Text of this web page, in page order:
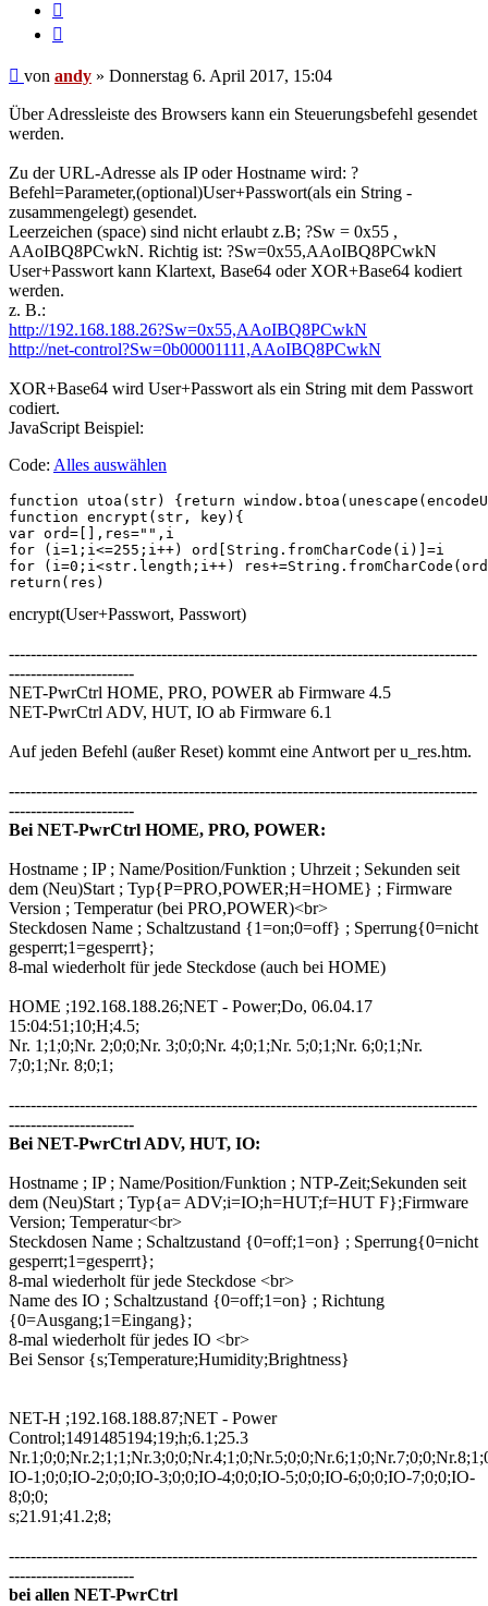
Beitrag
von andy » Donnerstag 6. April 2017, 15:04
Über Adressleiste des Browsers kann ein Steuerungsbefehl gesendet
werden.
Zu der URL-Adresse als IP oder Hostname wird: ?
Befehl=Parameter,(optional)User+Passwort(als ein String -
zusammengelegt) gesendet.
Leerzeichen (space) sind nicht erlaubt z.B; ?Sw = 0x55 ,
AAoIBQ8PCwkN. Richtig ist: ?Sw=0x55,AAoIBQ8PCwkN
User+Passwort kann Klartext, Base64 oder XOR+Base64 kodiert
werden.
z. B.:
http://192.168.188.26?Sw=0x55,AAoIBQ8PCwkN
http://net-control?Sw=0b00001111,AAoIBQ8PCwkN
XOR+Base64 wird User+Passwort als ein String mit dem Passwort
codiert.
JavaScript Beispiel:
Code: Alles auswählen
function utoa(str) {return
function encrypt(str, key){
var ord=[],res="",i
for (i=1;i<=255;i++) ord[String.fromCharCode(i)]=i
for (i=0;i<str.length;i++)
encrypt(User+Passwort, Passwort)
--------------------------------------------------------------------------------------
-----------------------
NET-PwrCtrl HOME, PRO, POWER ab Firmware 4.5
NET-PwrCtrl ADV, HUT, IO ab Firmware 6.1
Auf jeden Befehl (außer Reset) kommt eine Antwort per u_res.htm.
--------------------------------------------------------------------------------------
-----------------------
Bei NET-PwrCtrl HOME, PRO, POWER:
Hostname ; IP ; Name/Position/Funktion ; Uhrzeit ; Sekunden seit
dem (Neu)Start ; Typ{P=PRO,POWER;H=HOME} ; Firmware
Version ; Temperatur (bei PRO,POWER)<br>
Steckdosen Name ; Schaltzustand {1=on;0=off} ; Sperrung{0=nicht
gesperrt;1=gesperrt};
8-mal wiederholt für jede Steckdose (auch bei HOME)
HOME ;192.168.188.26;NET - Power;Do, 06.04.17
15:04:51;10;H;4.5;
Nr. 1;1;0;Nr. 2;0;0;Nr. 3;0;0;Nr. 4;0;1;Nr. 5;0;1;Nr. 6;0;1;Nr.
7;0;1;Nr. 8;0;1;
--------------------------------------------------------------------------------------
-----------------------
Bei NET-PwrCtrl ADV, HUT, IO:
Hostname ; IP ; Name/Position/Funktion ; NTP-Zeit;Sekunden seit
dem (Neu)Start ; Typ{a= ADV;i=IO;h=HUT;f=HUT F};Firmware
Version; Temperatur<br>
Steckdosen Name ; Schaltzustand {0=off;1=on} ; Sperrung{0=nicht
gesperrt;1=gesperrt};
8-mal wiederholt für jede Steckdose <br>
Name des IO ; Schaltzustand {0=off;1=on} ; Richtung
{0=Ausgang;1=Eingang};
8-mal wiederholt für jedes IO <br>
Bei Sensor {s;Temperature;Humidity;Brightness}
NET-H ;192.168.188.87;NET - Power
Control;1491485194;19;h;6.1;25.3
IO-1;0;0;IO-2;0;0;IO-3;0;0;IO-4;0;0;IO-5;0;0;IO-6;0;0;IO-7;0;0;IO-
8;0;0;
s;21.91;41.2;8;
--------------------------------------------------------------------------------------
-----------------------
bei allen NET-PwrCtrl